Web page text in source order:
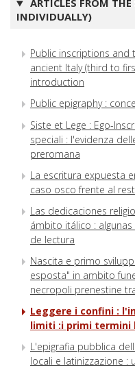
ARTICLES FROM
INDIVIDUALLY)
Public inscriptions
ancient Italy (third to
introduction
Public epigraphy :
Siste et Lege : Ego-
speciali : l'evidenza
preromana
La escritura expuesta
caso osco frente al
Las dedicaciones
ámbito itálico :
de lectura
Nascita e primo
esposta" in ambito
necropoli prenestine
Leggere i confini :
limiti :i primi termini
L'epigrafia pubblica
locali e latinizzazione :